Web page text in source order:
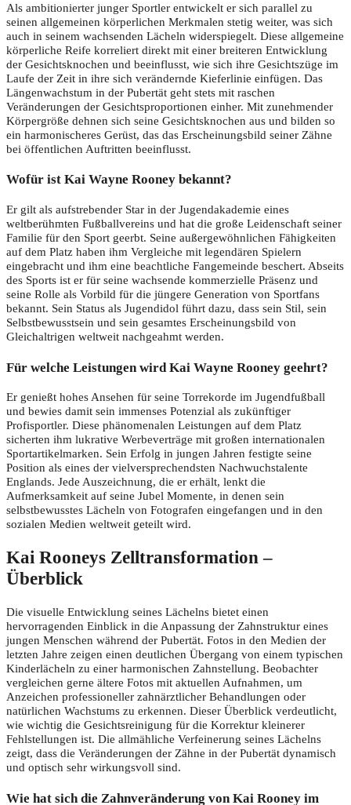
Als ambitionierter junger Sportler entwickelt er sich parallel zu
seinen allgemeinen körperlichen Merkmalen stetig weiter, was sich
auch in seinem wachsenden Lächeln widerspiegelt. Diese allgemeine
körperliche Reife korreliert direkt mit einer breiteren Entwicklung
der Gesichtsknochen und beeinflusst, wie sich ihre Gesichtszüge im
Laufe der Zeit in ihre sich verändernde Kieferlinie einfügen. Das
Längenwachstum in der Pubertät geht stets mit raschen
Veränderungen der Gesichtsproportionen einher. Mit zunehmender
Körpergröße dehnen sich seine Gesichtsknochen aus und bilden so
ein harmonischeres Gerüst, das das Erscheinungsbild seiner Zähne
bei öffentlichen Auftritten beeinflusst.
Wofür ist Kai Wayne Rooney bekannt?
Er gilt als aufstrebender Star in der Jugendakademie eines
weltberühmten Fußballvereins und hat die große Leidenschaft seiner
Familie für den Sport geerbt. Seine außergewöhnlichen Fähigkeiten
auf dem Platz haben ihm Vergleiche mit legendären Spielern
eingebracht und ihm eine beachtliche Fangemeinde beschert. Abseits
des Sports ist er für seine wachsende kommerzielle Präsenz und
seine Rolle als Vorbild für die jüngere Generation von Sportfans
bekannt. Sein Status als Jugendidol führt dazu, dass sein Stil, sein
Selbstbewusstsein und sein gesamtes Erscheinungsbild von
Gleichaltrigen weltweit nachgeahmt werden.
Für welche Leistungen wird Kai Wayne Rooney geehrt?
Er genießt hohes Ansehen für seine Torrekorde im Jugendfußball
und bewies damit sein immenses Potenzial als zukünftiger
Profisportler. Diese phänomenalen Leistungen auf dem Platz
sicherten ihm lukrative Werbeverträge mit großen internationalen
Sportartikelmarken. Sein Erfolg in jungen Jahren festigte seine
Position als eines der vielversprechendsten Nachwuchstalente
Englands. Jede Auszeichnung, die er erhält, lenkt die
Aufmerksamkeit auf seine Jubel Momente, in denen sein
selbstbewusstes Lächeln von Fotografen eingefangen und in den
sozialen Medien weltweit geteilt wird.
Kai Rooneys Zelltransformation –
Überblick
Die visuelle Entwicklung seines Lächelns bietet einen
hervorragenden Einblick in die Anpassung der Zahnstruktur eines
jungen Menschen während der Pubertät. Fotos in den Medien der
letzten Jahre zeigen einen deutlichen Übergang von einem typischen
Kinderlächeln zu einer harmonischen Zahnstellung. Beobachter
vergleichen gerne ältere Fotos mit aktuellen Aufnahmen, um
Anzeichen professioneller zahnärztlicher Behandlungen oder
natürlichen Wachstums zu erkennen. Dieser Überblick verdeutlicht,
wie wichtig die Gesichtsreinigung für die Korrektur kleinerer
Fehlstellungen ist. Die allmähliche Verfeinerung seines Lächelns
zeigt, dass die Veränderungen der Zähne in der Pubertät dynamisch
und optisch sehr wirkungsvoll sind.
Wie hat sich die Zahnveränderung von Kai Rooney im